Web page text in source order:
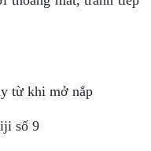
từ khi mở nắp
số 9